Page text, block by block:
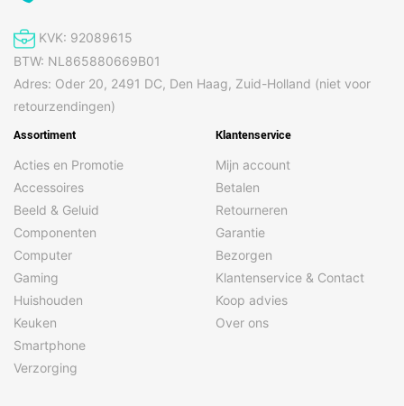
KVK: 92089615
BTW: NL865880669B01
Adres: Oder 20, 2491 DC, Den Haag, Zuid-Holland (niet voor
retourzendingen)
Assortiment
Acties en Promotie
Accessoires
Beeld & Geluid
Componenten
Computer
Gaming
Huishouden
Keuken
Smartphone
Verzorging
Klantenservice
Mijn account
Betalen
Retourneren
Garantie
Bezorgen
Klantenservice & Contact
Koop advies
Over ons